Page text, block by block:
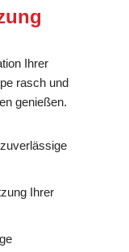
Ihrer
rasch und
genießen.
Ihrer